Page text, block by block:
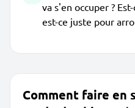
va s'en occuper ?
est-ce juste pour
Comment faire en